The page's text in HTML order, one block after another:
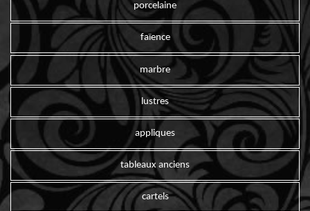
porcelaine
faïence
marbre
lustres
appliques
tableaux anciens
cartels